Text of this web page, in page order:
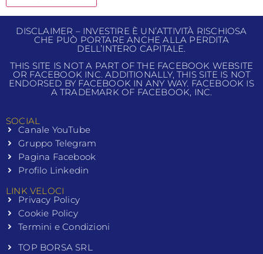
DISCLAIMER – INVESTIRE È UN’ATTIVITÀ RISCHIOSA
CHE PUÒ PORTARE ANCHE ALLA PERDITA
DELL’INTERO CAPITALE.
THIS SITE IS NOT A PART OF THE FACEBOOK WEBSITE
OR FACEBOOK INC. ADDITIONALLY, THIS SITE IS NOT
ENDORSED BY FACEBOOK IN ANY WAY. FACEBOOK IS
A TRADEMARK OF FACEBOOK, INC.
SOCIAL
Canale YouTube
Gruppo Telegram
Pagina Facebook
Profilo Linkedin
LINK VELOCI
Privacy Policy
Cookie Policy
Termini e Condizioni
TOP BORSA SRL